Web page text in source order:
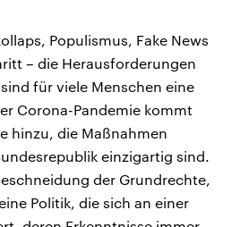
Populismus, Fake News
– die Herausforderungen
für viele Menschen eine
Corona-Pandemie kommt
hinzu, die Maßnahmen
einzigartig sind.
der Grundrechte,
Politik, die sich an einer